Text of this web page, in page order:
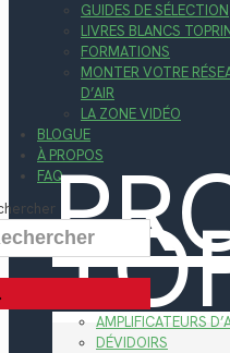
GUIDES DE SÉLECTION
LIVRES BLANCS
FORMATIONS
MONTER VOTRE
D’AIR
LA ZONE VIDÉO
BLOGUE
À PROPOS
FAQ
AMPLIFICATEURS
DÉVIDOIRS